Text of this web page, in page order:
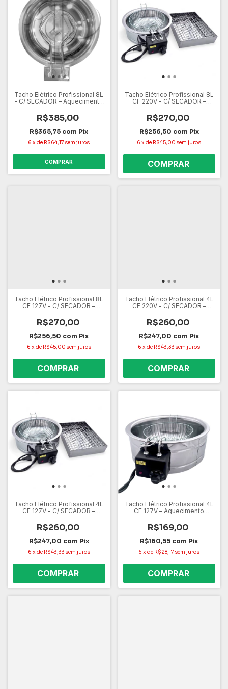
Tacho Elétrico Profissional 8L
- C/ SECADOR – Aquecimento
Controle de Temperatura
R$385,00
R$365,75 com Pix
6 xde R$64,17 sem juros
COMPRAR
Tacho Elétrico Profissional 8L
CF 220V - C/ SECADOR –
Capacidade e Controle de
Temperatura
R$270,00
R$256,50 com Pix
6 xde R$45,00 sem juros
Tacho Elétrico Profissional 8L
CF 127V - C/ SECADOR –
Capacidade e Controle de
Temperatura
R$270,00
R$256,50 com Pix
6 xde R$45,00 sem juros
Tacho Elétrico Profissional 4L
CF 220V - C/ SECADOR –
Capacidade e Controle de
Temperatura
R$260,00
R$247,00 com Pix
6 xde R$43,33 sem juros
Tacho Elétrico Profissional 4L
CF 127V - C/ SECADOR –
Capacidade e Controle de
Temperatura
R$260,00
R$247,00 com Pix
6 xde R$43,33 sem juros
Tacho Elétrico Profissional 4L
CF 127V – Aquecimento
Controle de Temperatura
R$169,00
R$160,55 com Pix
6 xde R$28,17 sem juros